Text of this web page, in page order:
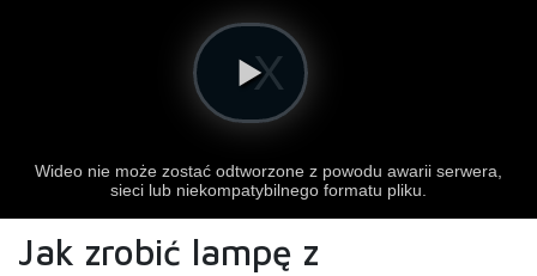
Jak zrobić lampę z